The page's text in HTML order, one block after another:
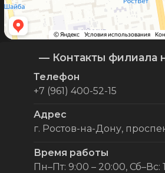
— Контакты филиала
Телефон
+7 (961) 400-52-15
Адрес
г. Ростов-на-Дону,
Время работы
Пн–Пт: 9:00 – 20:00, Сб–Вс: